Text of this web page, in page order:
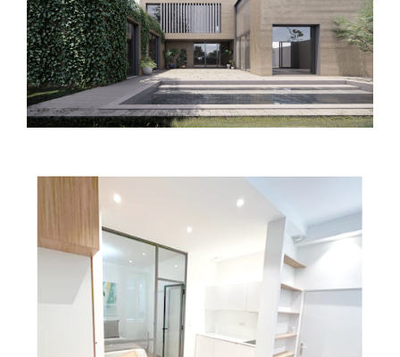
Toulouse (31) – Maison patio – HDLI
Toulouse (31) – Rénovation appartement